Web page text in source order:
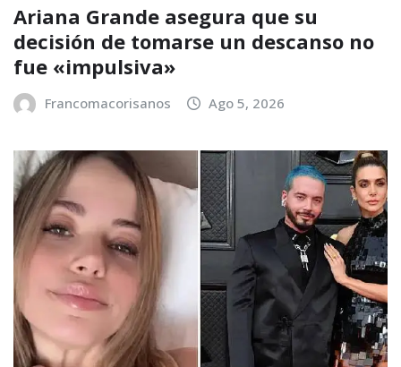
Ariana Grande asegura que su
decisión de tomarse un descanso no
fue «impulsiva»
Francomacorisanos Ago 5, 2026